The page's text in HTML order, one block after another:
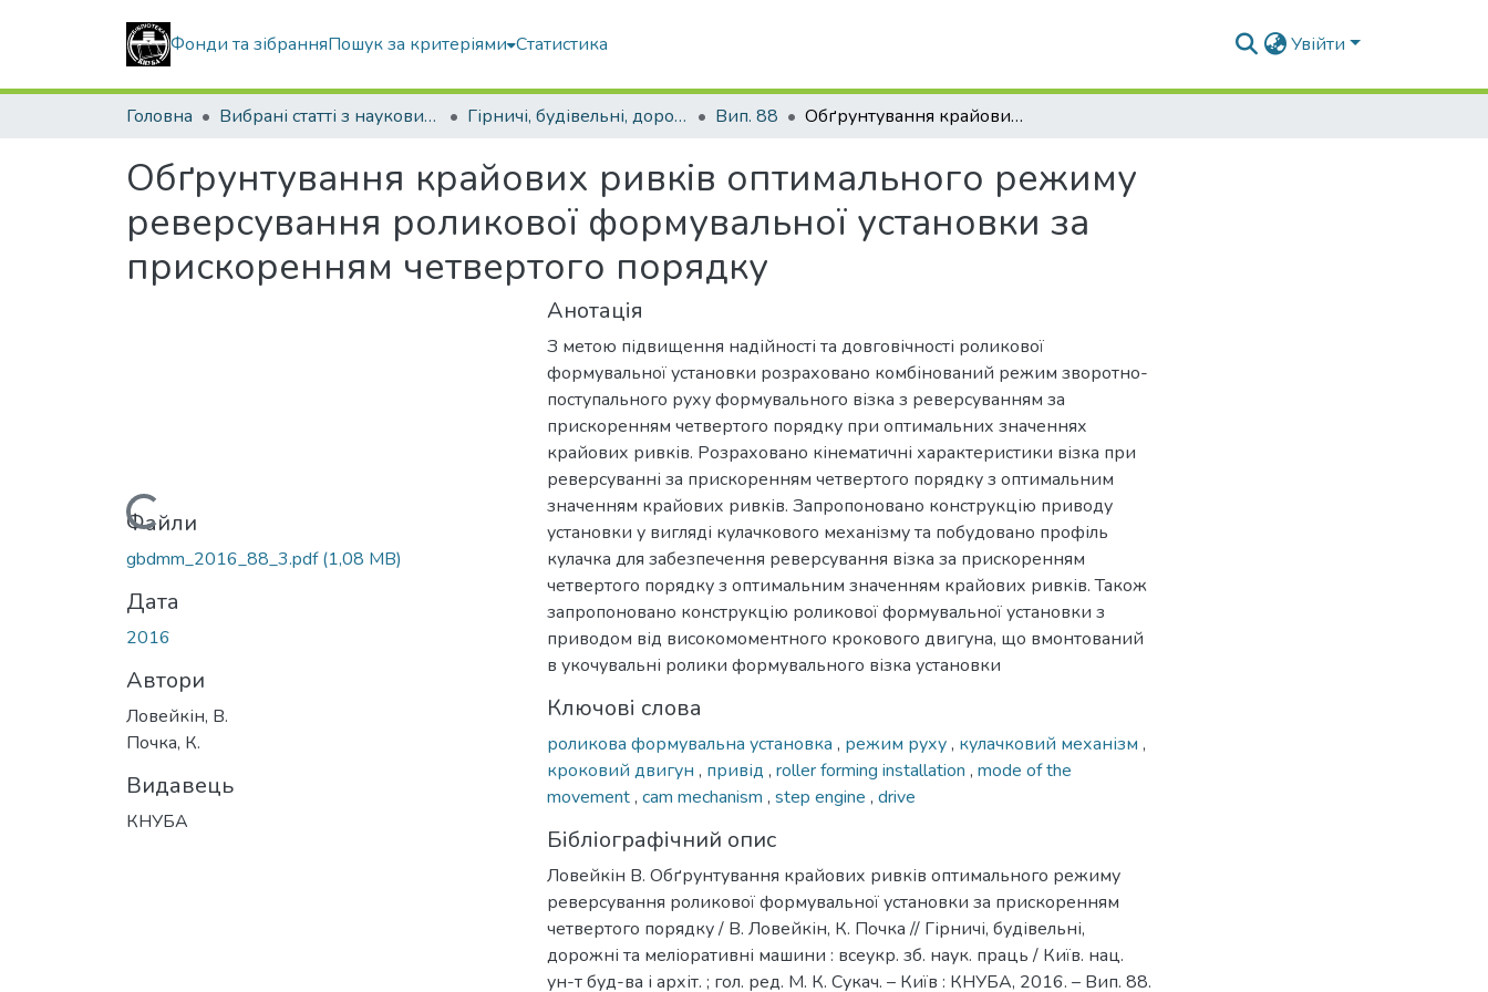
Фонди та зібранняПошук за критеріями Статистика Увійти
Головна Вибрані статті з наукових збірників КНУБА Гірничі, будівельні, дорожні та меліоративні машини Вип. 88 Обґрунтування крайових ривків оптимального режиму реверсування роликової формувальної установки за прискоренням четвертого порядку
Обґрунтування крайових ривків оптимального режиму
реверсування роликової формувальної установки за
прискоренням четвертого порядку
Вантажиться...
Файли
gbdmm_2016_88_3.pdf(1,08 MB)
Дата
2016
Автори
Ловейкін, В.
Почка, К.
Видавець
КНУБА
Анотація
З метою підвищення надійності та довговічності роликової
формувальної установки розраховано комбінований режим зворотно-
поступального руху формувального візка з реверсуванням за
прискоренням четвертого порядку при оптимальних значеннях
крайових ривків. Розраховано кінематичні характеристики візка при
реверсуванні за прискоренням четвертого порядку з оптимальним
значенням крайових ривків. Запропоновано конструкцію приводу
установки у вигляді кулачкового механізму та побудовано профіль
кулачка для забезпечення реверсування візка за прискоренням
четвертого порядку з оптимальним значенням крайових ривків. Також
запропоновано конструкцію роликової формувальної установки з
приводом від високомоментного крокового двигуна, що вмонтований
в укочувальні ролики формувального візка установки
Ключові слова
роликова формувальна установка , режим руху, кулачковий механізм ,
кроковий двигун , привід , roller forming installation , mode of the
movement, cam mechanism , step engine , drive
Бібліографічний опис
Ловейкін В. Обґрунтування крайових ривків оптимального режиму
реверсування роликової формувальної установки за прискоренням
четвертого порядку / В. Ловейкін, К. Почка // Гірничі, будівельні,
дорожні та меліоративні машини : всеукр. зб. наук. праць / Київ. нац.
ун-т буд-ва і архіт. ; гол. ред. М. К. Сукач. – Київ : КНУБА, 2016. – Вип. 88.